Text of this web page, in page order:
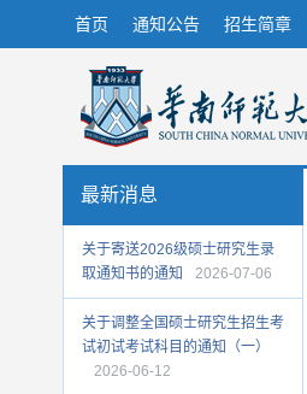
首页 通知公告 招生简章
最新消息
关于寄送2026级硕士研究生录
取通知书的通知
2026-07-06
关于调整全国硕士研究生招生考
试初试考试科目的通知（一）
2026-06-12